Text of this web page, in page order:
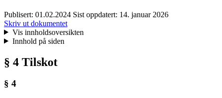
Publisert: 01.02.2024 Sist oppdatert: 14. januar 2026
Skriv ut dokumentet
Vis innholdsoversikten
Innhold på siden
§ 4 Tilskot
§ 4